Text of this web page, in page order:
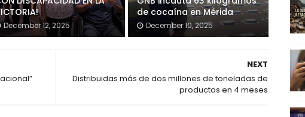
December 12, 2025
de cocaína en Mérida
December 10, 2025
NEXT
Distribuidas más de dos millones de toneladas de
productos en 4 meses